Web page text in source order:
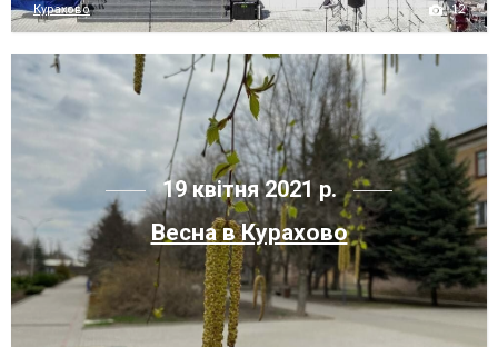
Курахово 12
19 квітня 2021 р.
Весна в Курахово